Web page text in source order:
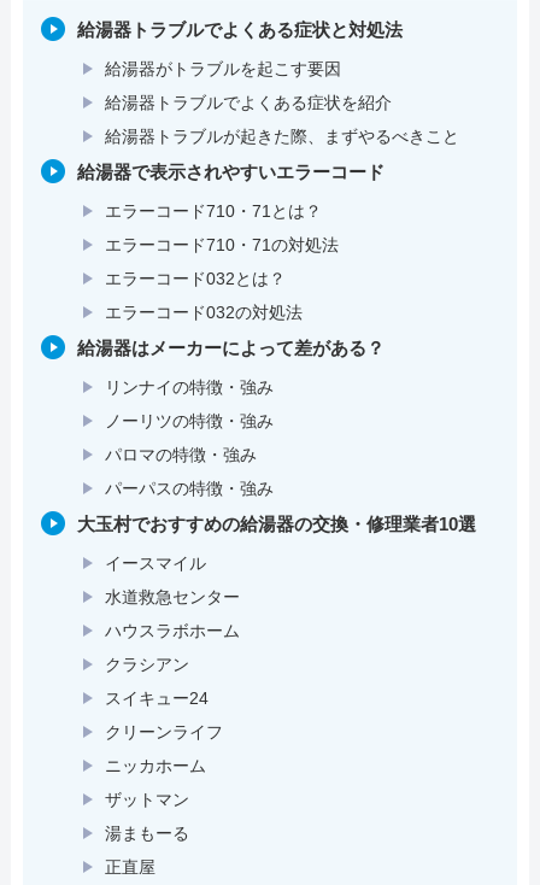
給湯器トラブルでよくある症状と対処法
給湯器がトラブルを起こす要因
給湯器トラブルでよくある症状を紹介
給湯器トラブルが起きた際、まずやるべきこと
給湯器で表示されやすいエラーコード
エラーコード710・71とは？
エラーコード710・71の対処法
エラーコード032とは？
エラーコード032の対処法
給湯器はメーカーによって差がある？
リンナイの特徴・強み
ノーリツの特徴・強み
パロマの特徴・強み
パーパスの特徴・強み
大玉村でおすすめの給湯器の交換・修理業者10選
イースマイル
水道救急センター
ハウスラボホーム
クラシアン
スイキュー24
クリーンライフ
ニッカホーム
ザットマン
湯まもーる
正直屋